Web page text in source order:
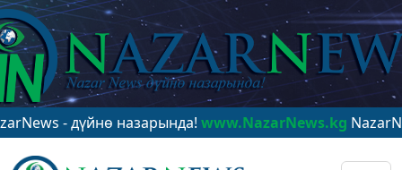
- дүйнө назарында!www.NazarNews.kgNazarNews -